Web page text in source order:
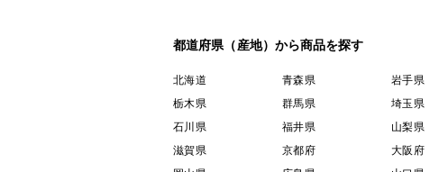
都道府県（産地）から商品を探す
北海道 青森県 岩手県
栃木県
群馬県 埼玉県
石川県
福井県 山梨県
滋賀県
京都府 大阪府